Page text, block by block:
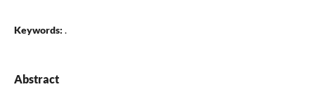
Keywords: .
Abstract